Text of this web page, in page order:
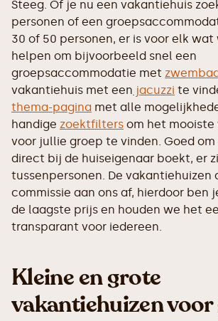
Steeg. Of je nu een vakantiehuis
personen of een
30 of 50 personen, er is voor elk wat
helpen om bijvoorbeeld snel een
groepsaccommodatie met
vakantiehuis met een jacuzzi te
thema-pagina met alle
handige zoektfilters om het mooiste
voor jullie groep te vinden. Goed
direct bij de huiseigenaar boekt, er
tussenpersonen. De vakantiehuizen
commissie aan ons af, hierdoor ben
de laagste prijs en houden we het
transparant voor iedereen.
Kleine en grote
vakantiehuizen